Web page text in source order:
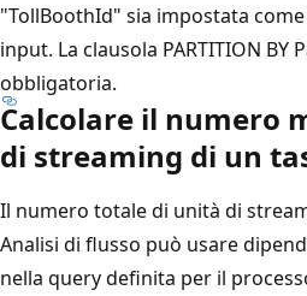
"TollBoothId" sia impostata
input. La clausola PARTITION BY
obbligatoria.
Calcolare il numero
di streaming di un
Il numero totale di unità di
Analisi di flusso può usare
nella query definita per il